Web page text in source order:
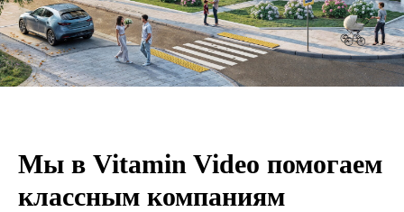
Мы в Vitamin Video помогаем
классным компаниям